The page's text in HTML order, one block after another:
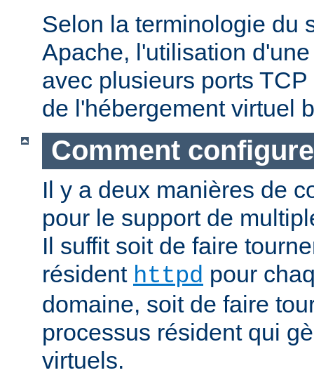
Selon la terminologie du
Apache, l'utilisation
avec plusieurs ports
de l'hébergement virtuel
Comment
Il y a deux manières de
pour le support de
Il suffit soit de faire
résident httpd pour
domaine, soit de faire
processus résident qui
virtuels.